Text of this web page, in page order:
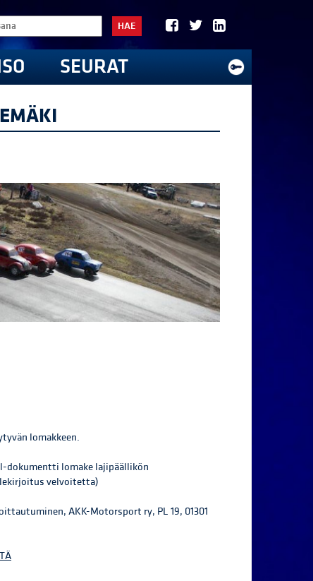
HAE
SEURAT
lomakkeen.
dokumentti lomake lajipäällikön
velvoitetta)
AKK-Motorsport ry, PL 19, 01301